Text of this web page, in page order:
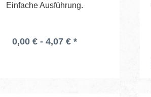
Einfache Ausführung.
0,00 € - 4,07 € *